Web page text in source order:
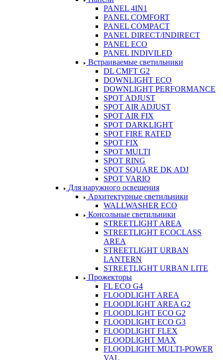
PANEL 4IN1
PANEL COMFORT
PANEL COMPACT
PANEL DIRECT/INDIRECT
PANEL ECO
PANEL INDIVILED
Встраиваемые светильники
DL CMFT G2
DOWNLIGHT ECO
DOWNLIGHT PERFORMANCE
SPOT ADJUST
SPOT AIR ADJUST
SPOT AIR FIX
SPOT DARKLIGHT
SPOT FIRE RATED
SPOT FIX
SPOT MULTI
SPOT RING
SPOT SQUARE DK ADJ
SPOT VARIO
Для наружного освещения
Архитектурные светильники
WALLWASHER ECO
Консольные светильники
STREETLIGHT AREA
STREETLIGHT ECOCLASS
AREA
STREETLIGHT URBAN
LANTERN
STREETLIGHT URBAN LITE
Прожекторы
FL ECO G4
FLOODLIGHT AREA
FLOODLIGHT AREA G2
FLOODLIGHT ECO G2
FLOODLIGHT ECO G3
FLOODLIGHT FLEX
FLOODLIGHT MAX
FLOODLIGHT MULTI-POWER
VAL